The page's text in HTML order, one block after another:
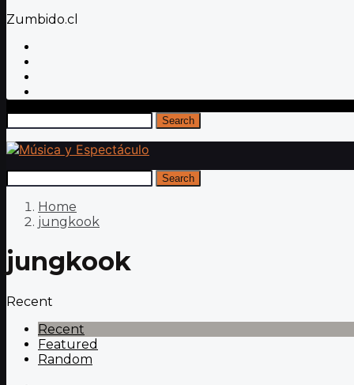
Zumbido.cl
Search
Search
Home
jungkook
jungkook
Recent
Recent
Featured
Random